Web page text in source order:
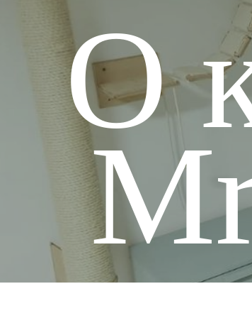
Контакты
О